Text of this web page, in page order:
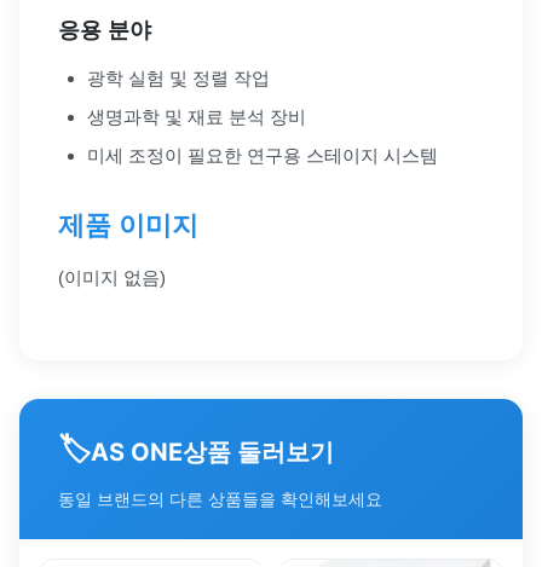
응용 분야
광학 실험 및 정렬 작업
생명과학 및 재료 분석 장비
미세 조정이 필요한 연구용 스테이지 시스템
제품 이미지
(이미지 없음)
🏷️AS ONE상품 둘러보기
동일 브랜드의 다른 상품들을 확인해보세요